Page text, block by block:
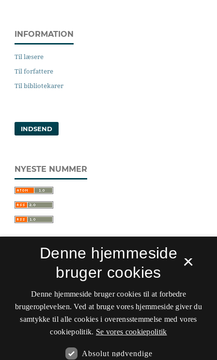
INFORMATION
Til læsere
Til forfattere
Til bibliotekarer
INDSEND
NYESTE NUMMER
Sprogforum. Tidsskrift for sprog- og
kulturpædagogik
ISSN 0909-9328 (Trykt)
ISSN 1399-8617 (Online)
Tilgængelighedserklæring
Det Kgl. Bibliotek
×
Denne hjemmeside
bruger cookies
Denne hjemmeside bruger cookies til at forbedre
brugeroplevelsen. Ved at bruge vores hjemmeside giver du
samtykke til alle cookies i overensstemmelse med vores
cookiepolitik. Se vores cookiepolitik
Absolut nødvendige